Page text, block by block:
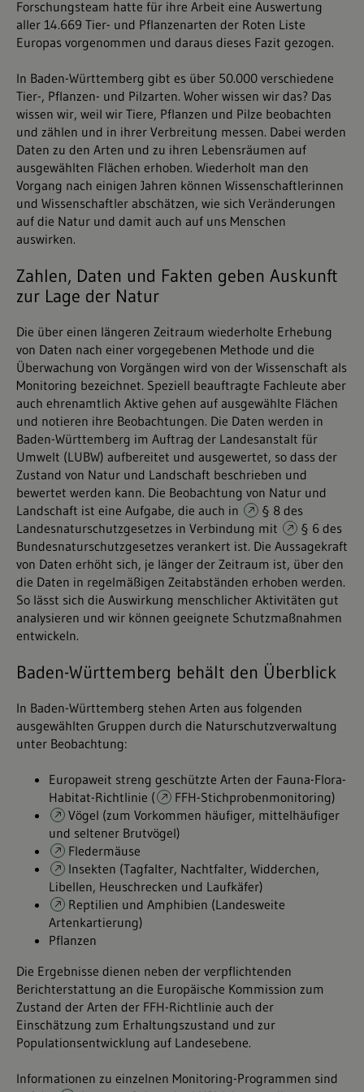
Forschungsteam hatte für ihre Arbeit eine Auswertung
aller 14.669 Tier- und Pflanzenarten der Roten Liste
Europas vorgenommen und daraus dieses Fazit gezogen.
In Baden-Württemberg gibt es über 50.000 verschiedene
Tier-, Pflanzen- und Pilzarten. Woher wissen wir das? Das
wissen wir, weil wir Tiere, Pflanzen und Pilze beobachten
und zählen und in ihrer Verbreitung messen. Dabei werden
Daten zu den Arten und zu ihren Lebensräumen auf
ausgewählten Flächen erhoben. Wiederholt man den
Vorgang nach einigen Jahren können Wissenschaftlerinnen
und Wissenschaftler abschätzen, wie sich Veränderungen
auf die Natur und damit auch auf uns Menschen
auswirken.
Zahlen, Daten und Fakten geben Auskunft
zur Lage der Natur
Die über einen längeren Zeitraum wiederholte Erhebung
von Daten nach einer vorgegebenen Methode und die
Überwachung von Vorgängen wird von der Wissenschaft als
Monitoring bezeichnet. Speziell beauftragte Fachleute aber
auch ehrenamtlich Aktive gehen auf ausgewählte Flächen
und notieren ihre Beobachtungen. Die Daten werden in
Baden-Württemberg im Auftrag der Landesanstalt für
Umwelt (LUBW) aufbereitet und ausgewertet, so dass der
Zustand von Natur und Landschaft beschrieben und
bewertet werden kann. Die Beobachtung von Natur und
Landschaft ist eine Aufgabe, die auch in
§ 8 des
Landesnaturschutzgesetzes in Verbindung mit
§ 6 des
Bundesnaturschutzgesetzes verankert ist. Die Aussagekraft
von Daten erhöht sich, je länger der Zeitraum ist, über den
die Daten in regelmäßigen Zeitabständen erhoben werden.
So lässt sich die Auswirkung menschlicher Aktivitäten gut
analysieren und wir können geeignete Schutzmaßnahmen
entwickeln.
Baden-Württemberg behält den Überblick
In Baden-Württemberg stehen Arten aus folgenden
ausgewählten Gruppen durch die Naturschutzverwaltung
unter Beobachtung:
Europaweit streng geschützte Arten der Fauna-Flora-
Habitat-Richtlinie (
FFH-Stichprobenmonitoring)
Vögel (zum Vorkommen häufiger, mittelhäufiger
und seltener Brutvögel)
Fledermäuse
Insekten (Tagfalter, Nachtfalter, Widderchen,
Libellen, Heuschrecken und Laufkäfer)
Reptilien und Amphibien (Landesweite
Artenkartierung)
Pflanzen
Die Ergebnisse dienen neben der verpflichtenden
Berichterstattung an die Europäische Kommission zum
Zustand der Arten der FFH-Richtlinie auch der
Einschätzung zum Erhaltungszustand und zur
Populationsentwicklung auf Landesebene.
Informationen zu einzelnen Monitoring-Programmen sind